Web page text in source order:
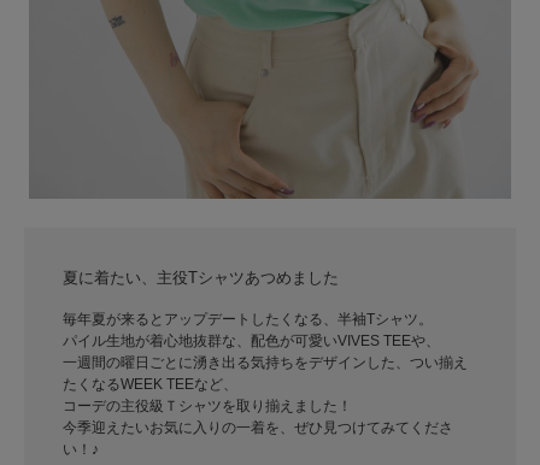
夏に着たい、主役Tシャツあつめました
毎年夏が来るとアップデートしたくなる、半袖Tシャツ。
パイル生地が着心地抜群な、配色が可愛いVIVES TEEや、
一週間の曜日ごとに湧き出る気持ちをデザインした、つい揃え
たくなるWEEK TEEなど、
コーデの主役級Ｔシャツを取り揃えました！
今季迎えたいお気に入りの一着を、ぜひ見つけてみてくださ
い！♪